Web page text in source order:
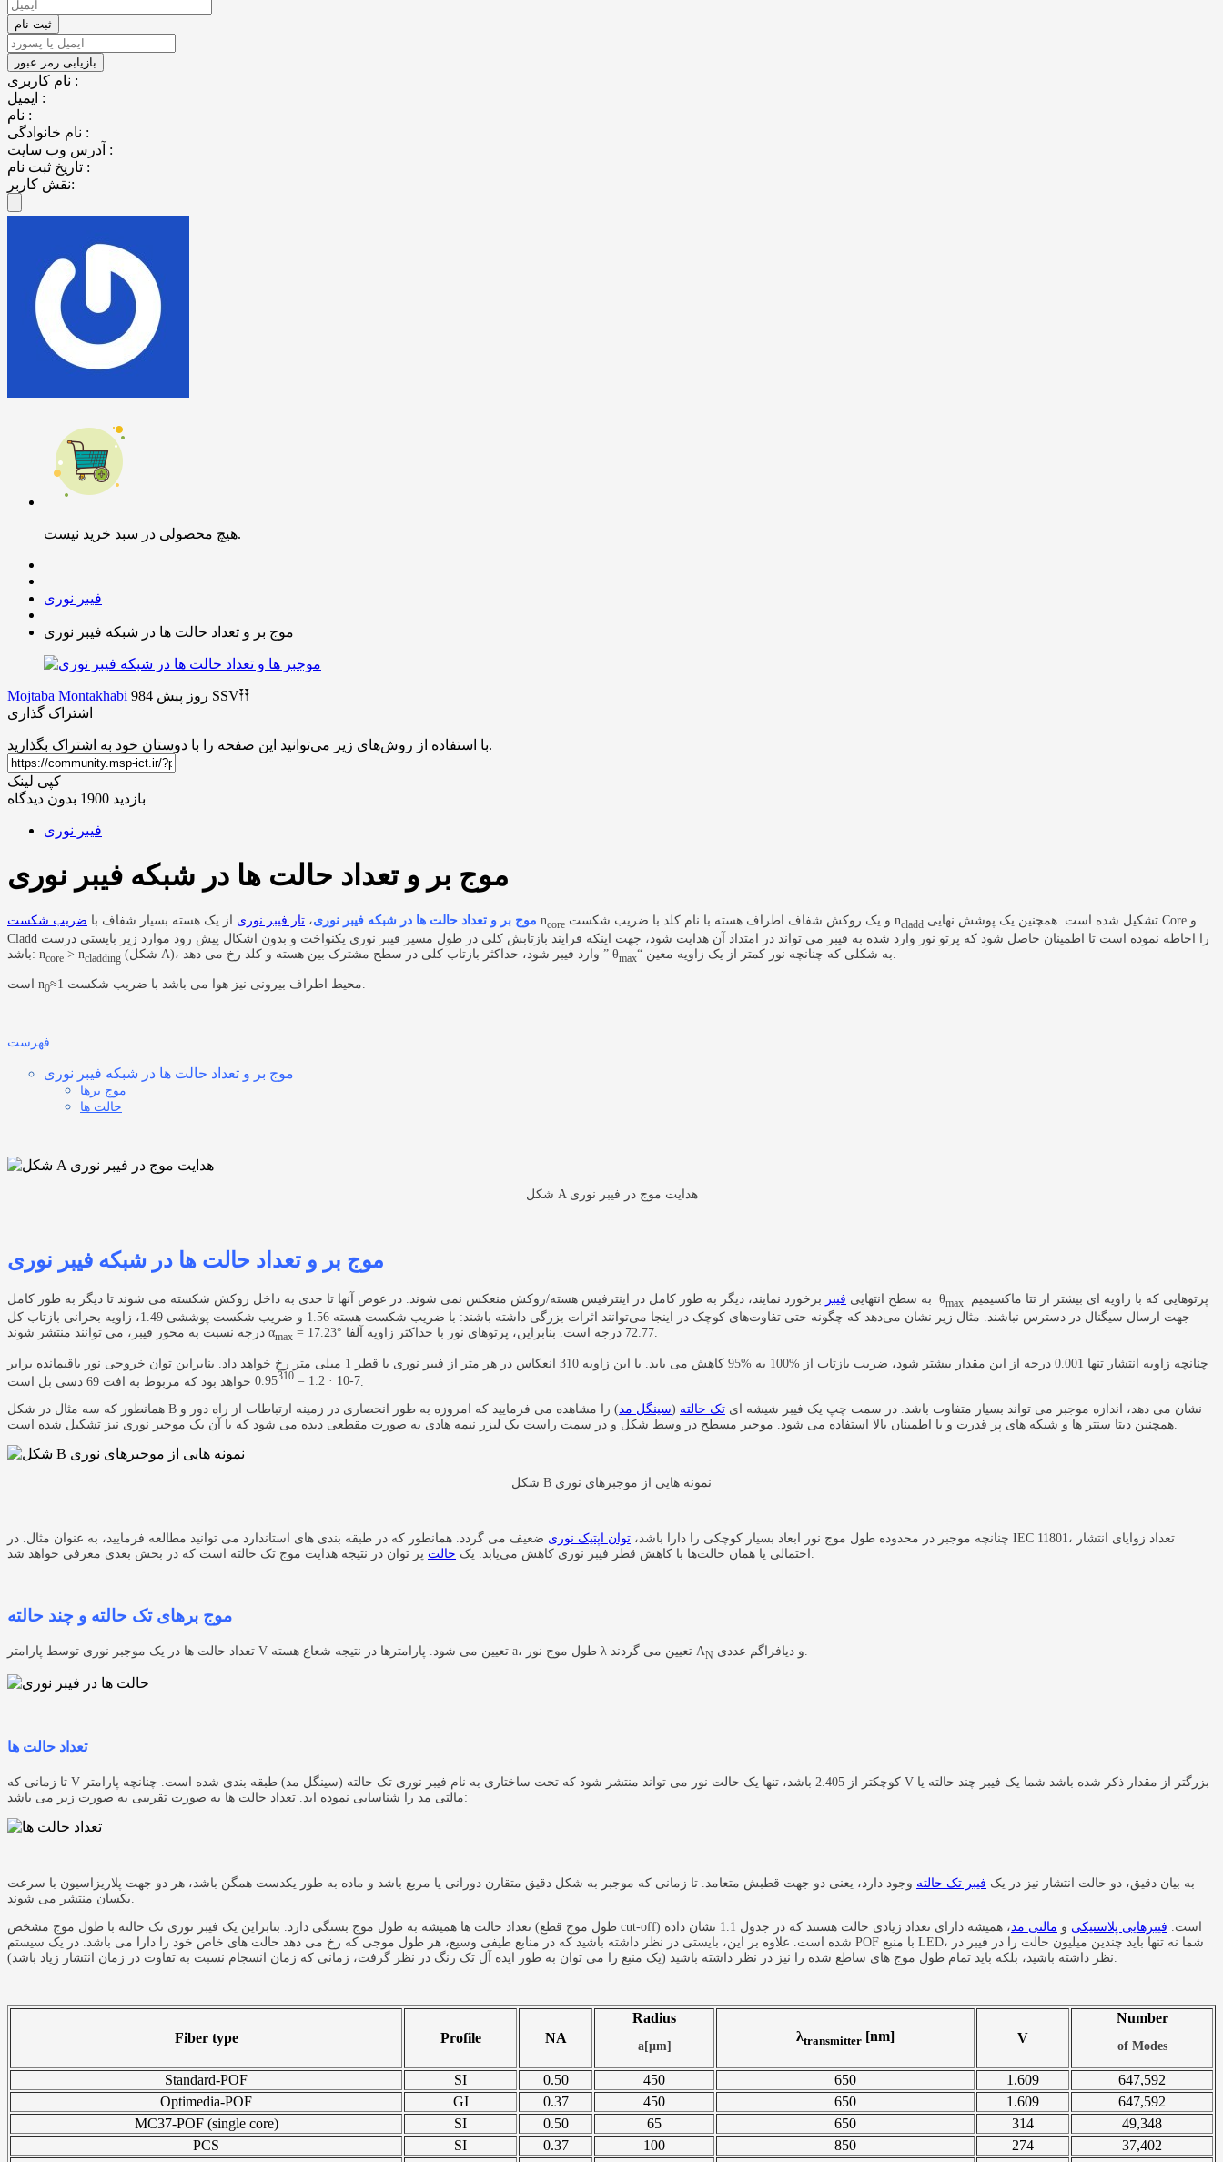
نام کاربری :
ایمیل :
نام :
نام خانوادگی :
آدرس وب سایت :
تاریخ ثبت نام :
نقش کاربر:
هیچ محصولی در سبد خرید نیست.
فیبر نوری
موج بر و تعداد حالت ها در شبکه فیبر نوری
Mojtaba Montakhabi
SSV𐏒𐏒
اشتراک گذاری
با استفاده از روش‌های زیر می‌توانید این صفحه را با دوستان خود به اشتراک بگذارید.
کپی لینک
بازدید 1900
بدون دیدگاه
فیبر نوری
موج بر و تعداد حالت ها در شبکه فیبر نوری
موج بر و تعداد حالت ها در شبکه فیبر نوری، تار فیبر نوری از یک هسته بسیار شفاف با ضریب شکست ncore و یک روکش شفاف اطراف هسته با نام کلد با ضریب شکست ncladd
Cladd را احاطه نموده است تا اطمینان حاصل شود که پرتو نور وارد شده به فیبر می تواند در امتداد آن هدایت شود، جهت اینکه فرایند بازتابش کلی در طول مسیر فیبر نوری یکنواخت و بدون اشکال پیش رود موارد زیر بایستی درست
باشد: ncore > ncladding (شکل A)، به شکلی که چنانچه نور کمتر از یک زاویه معین ” θmax“
محیط اطراف بیرونی نیز هوا می باشد با ضریب شکست n0≈1 است.
فهرست
موج بر و تعداد حالت ها در شبکه فیبر نوری
موج برها
حالت ها
شکل A هدایت موج در فیبر نوری
موج بر و تعداد حالت ها در شبکه فیبر نوری
پرتوهایی که با زاویه ای بیشتر از تتا ماکسیمیم θmax به سطح انتهایی فیبر برخورد نمایند، دیگر به طور کامل در اینترفیس هسته/روکش منعکس نمی شوند. در عوض آنها تا حدی به داخل روکش شکسته می شوند تا دیگر به طور کامل
جهت ارسال سیگنال در دسترس نباشند. مثال زیر نشان می‌دهد که چگونه حتی تفاوت‌های کوچک در اینجا می‌توانند اثرات بزرگی داشته باشند: با ضریب شکست هسته 1.56 و ضریب شکست پوششی 1.49، زاویه بحرانی بازتاب کل
72.77 درجه است. بنابراین، پرتوهای نور با حداکثر زاویه آلفا
αmax = 17.23°
چنانچه زاویه انتشار تنها 0.001 درجه از این مقدار بیشتر شود، ضریب بازتاب از 100% به 95% کاهش می یابد. با این زاویه 310 انعکاس در هر متر از فیبر نوری با قطر 1 میلی متر رخ خواهد داد. بنابراین توان خروجی نور باقیمانده برابر
0.95310 = 1.2 · 10-7
همانطور که سه مثال در شکل B نشان می دهد، اندازه موجبر می تواند بسیار متفاوت باشد. در سمت چپ یک فیبر شیشه ای تک حالته (سینگل مد) را مشاهده می فرمایید که امروزه به طور انحصاری در زمینه ارتباطات از راه دور و
همچنین دیتا سنتر ها و شبکه های پر قدرت و با اطمینان بالا استفاده می شود. موجبر مسطح در وسط شکل و در سمت راست یک لیزر نیمه هادی به صورت مقطعی دیده می شود که با آن یک موجبر نوری نیز تشکیل شده است.
شکل B نمونه هایی از موجبرهای نوری
چنانچه موجبر در محدوده طول موج نور ابعاد بسیار کوچکی را دارا باشد، توان اپتیک نوری ضعیف می گردد. همانطور که در طبقه بندی های استاندارد می توانید مطالعه فرمایید، به عنوان مثال. در IEC 11801، تعداد زوایای انتشار
احتمالی یا همان حالت‌ها با کاهش قطر فیبر نوری کاهش می‌یابد. یک حالت پر توان در نتیجه هدایت موج تک حالته است که در بخش بعدی معرفی خواهد شد.
موج برهای تک حالته و چند حالته
تعداد حالت ها در یک موجبر نوری توسط پارامتر V تعیین می شود. پارامترها در نتیجه شعاع هسته a، طول موج نور λ و دیافراگم عددی AN
تعداد حالت ها
تا زمانی که V کوچکتر از 2.405 باشد، تنها یک حالت نور می تواند منتشر شود که تحت ساختاری به نام فیبر نوری تک حالته (سینگل مد) طبقه بندی شده است. چنانچه پارامتر V بزرگتر از مقدار ذکر شده باشد شما یک فیبر چند حالته یا
مالتی مد را شناسایی نموده اید. تعداد حالت ها به صورت تقریبی به صورت زیر می باشد:
به بیان دقیق، دو حالت انتشار نیز در یک فیبر تک حالته وجود دارد، یعنی دو جهت قطبش متعامد. تا زمانی که موجبر به شکل دقیق متقارن دورانی یا مربع باشد و ماده به طور یکدست همگن باشد، هر دو جهت پلاریزاسیون با سرعت
یکسان منتشر می شوند.
تعداد حالت ها همیشه به طول موج بستگی دارد. بنابراین یک فیبر نوری تک حالته با طول موج مشخص (طول موج قطع cut-off) است. فیبرهایی پلاستیکی و مالتی مد
، همیشه دارای تعداد زیادی حالت هستند که در جدول 1.1 نشان داده
شده است. علاوه بر این، بایستی در نظر داشته باشید که در منابع طیفی وسیع، هر طول موجی که رخ می دهد حالت های خاص خود را دارا می باشد. در یک سیستم POF با منبع LED، شما نه تنها باید چندین میلیون حالت را در فیبر در
نظر داشته باشید، بلکه باید تمام طول موج های ساطع شده را نیز در نظر داشته باشید (یک منبع را می توان به طور ایده آل تک رنگ در نظر گرفت، زمانی که زمان انسجام نسبت به تفاوت در زمان انتشار زیاد باشد).
Fiber type Profile NA
Radius
a[μm]
λtransmitter [nm] V
Number
of Modes
Standard-POF SI 0.50 450 650 1.609
647,592
Optimedia-POF
GI 0.37 450 650 1.609
647,592
MC37-POF (single core)
SI 0.50 65 650 314
49,348
PCS
SI 0.37 100 850 274
37,402